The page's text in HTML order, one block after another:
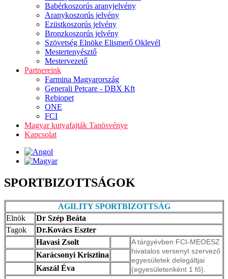
Babérkoszorús aranyjelvény
Aranykoszorús jelvény
Ezüstkoszorús jelvény
Bronzkoszorús jelvény
Szövetség Elnöke Elismerő Oklevél
Mestertenyésztő
Mestervezető
Partnereink
Farmina Magyarország
Generali Petcare - DBX Kft
Rebiopet
ONE
FCI
Magyar kutyafajták Tanösvénye
Kapcsolat
SPORTBIZOTTSÁGOK
AGILITY SPORTBIZOTTSÁG
Elnök
Dr Szép Beáta
Tagok
Dr.Kovács Eszter
Havasi Zsolt
A tárgyévben FCI-MEOESZ
hivatalos versenyt szervező
egyesületek delegáltjai
(egyesületenként 1 fő).
Karácsonyi Krisztina
Kaszál Éva